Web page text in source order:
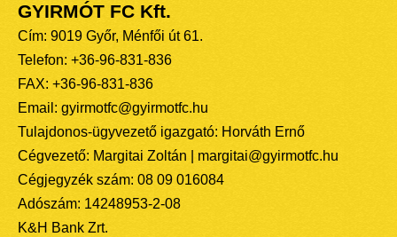
GYIRMÓT FC Kft.
Cím: 9019 Győr, Ménfői út 61.
Telefon: +36-96-831-836
FAX: +36-96-831-836
Email: gyirmotfc@gyirmotfc.hu
Tulajdonos-ügyvezető igazgató: Horváth Ernő
Cégvezető: Margitai Zoltán | margitai@gyirmotfc.hu
Cégjegyzék szám: 08 09 016084
Adószám: 14248953-2-08
K&H Bank Zrt.